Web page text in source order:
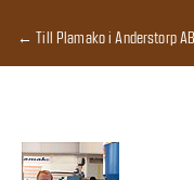
← Till Plamako i Anderstorp AB